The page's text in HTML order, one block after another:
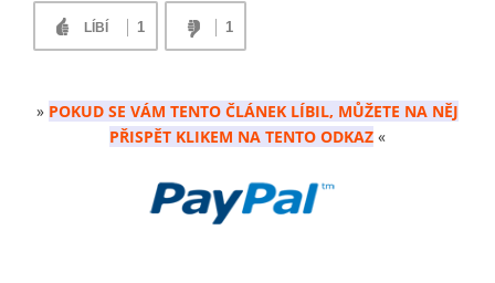
LÍBÍ 1 1
» POKUD SE VÁM TENTO ČLÁNEK LÍBIL, MŮŽETE NA NĚJ
PŘISPĚT KLIKEM NA TENTO ODKAZ «